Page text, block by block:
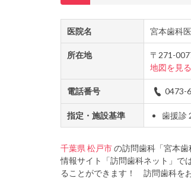
医院名 宮本歯科
所在地
〒271-
地図を見る
電話番号 0473-
指定・施設基準 歯援診
千葉県 松戸市の訪問歯科「宮本
情報サイト「訪問歯科ネット」で
ることができます！ 訪問歯科を